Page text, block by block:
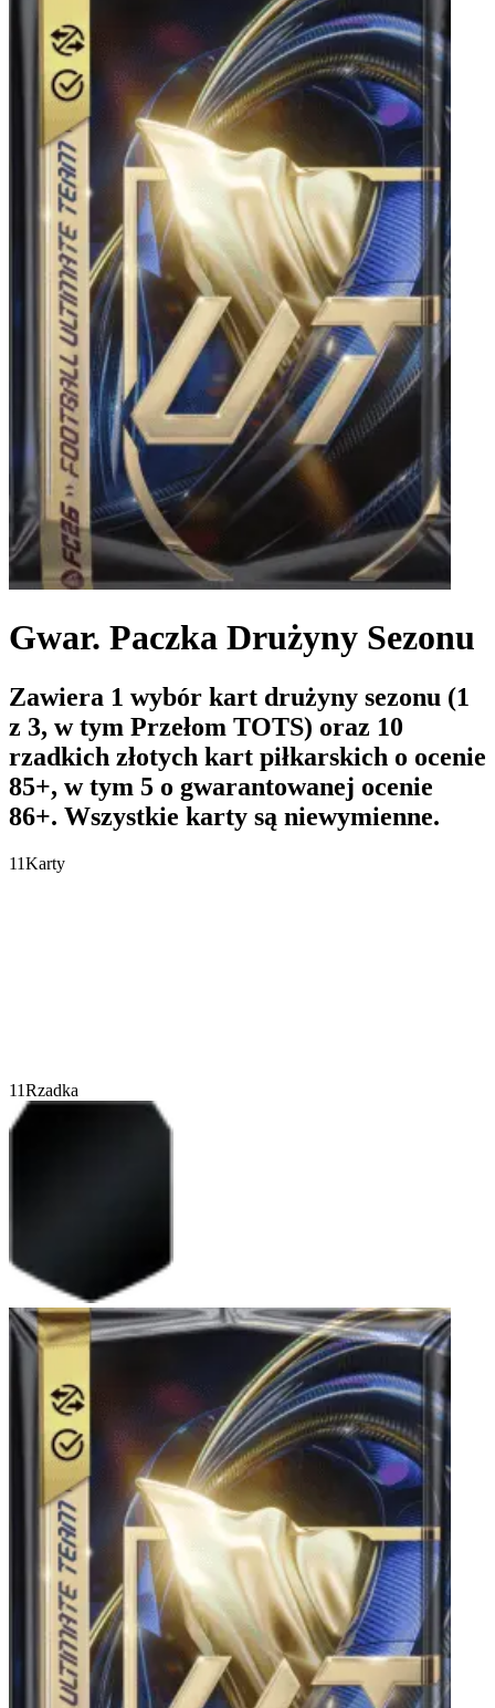
Gwar. Paczka Drużyny Sezonu
Zawiera 1 wybór kart drużyny sezonu (1
z 3, w tym Przełom TOTS) oraz 10
rzadkich złotych kart piłkarskich o ocenie
85+, w tym 5 o gwarantowanej ocenie
86+. Wszystkie karty są niewymienne.
11Karty
11Rzadka